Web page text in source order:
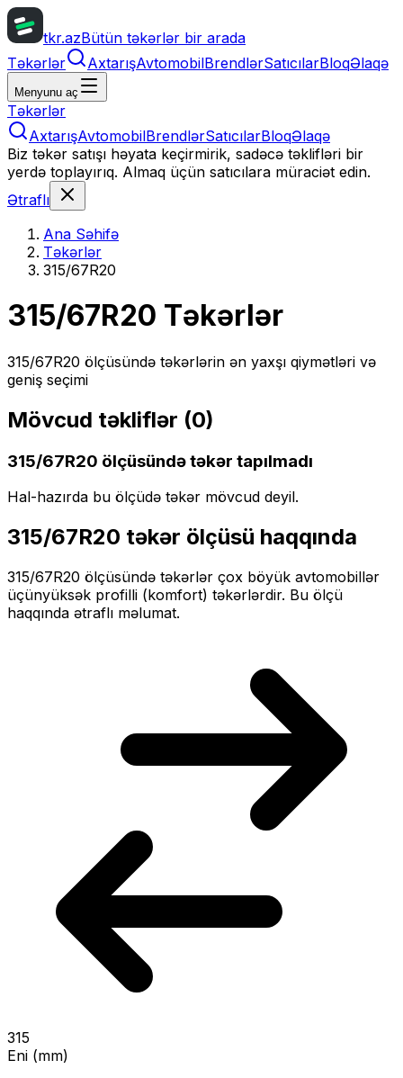
tkr.azBütün təkərlər bir arada
Təkərlər
AxtarışAvtomobilBrendlərSatıcılarBloqƏlaqə
Menyunu aç
Təkərlər
AxtarışAvtomobilBrendlərSatıcılarBloqƏlaqə
Biz təkər satışı həyata keçirmirik, sadəcə təklifləri bir
yerdə toplayırıq. Almaq üçün satıcılara müraciət edin.
Ətraflı
Ana Səhifə
Təkərlər
315/67R20
315/67R20 Təkərlər
315/67R20 ölçüsündə təkərlərin ən yaxşı qiymətləri və
geniş seçimi
Mövcud təkliflər (0)
315/67R20 ölçüsündə təkər tapılmadı
Hal-hazırda bu ölçüdə təkər mövcud deyil.
315/67R20 təkər ölçüsü haqqında
315/67R20 ölçüsündə təkərlər çox böyük avtomobillər
üçünyüksək profilli (komfort) təkərlərdir. Bu ölçü
haqqında ətraflı məlumat.
315
Eni (mm)